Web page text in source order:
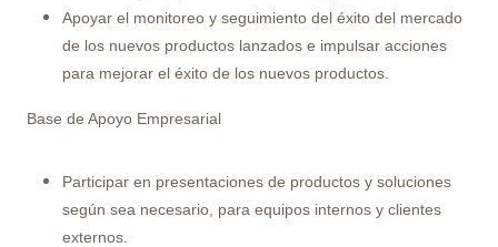
Apoyar el monitoreo y seguimiento del éxito del mercado
de los nuevos productos lanzados e impulsar acciones
para mejorar el éxito de los nuevos productos.
Base de Apoyo Empresarial
Participar en presentaciones de productos y soluciones
según sea necesario, para equipos internos y clientes
externos.